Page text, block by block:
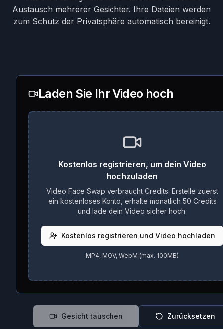
Austausch mehrerer Gesichter. Ihre Dateien werden
zum Schutz der Privatsphäre automatisch bereinigt.
Laden Sie Ihr Video hoch
Kostenlos registrieren, um dein Video
hochzuladen
Video Face Swap verbraucht Credits. Erstelle zuerst
ein kostenloses Konto, erhalte monatlich 50 Credits
und lade dein Video sicher hoch.
Kostenlos registrieren und Video hochladen
MP4, MOV, WebM (max. 100MB)
Gesicht tauschen Zurücksetzen